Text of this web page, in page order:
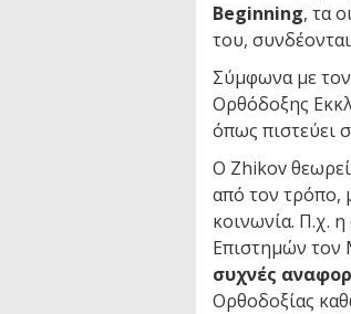
Beginning, τα
του,
Σύμφωνα με τον
Ορθόδοξης
όπως πιστεύει
Ο Zhikov
από τον τρόπο,
κοινωνία. Π.χ.
Επιστημών τον
συχνές
Ορθοδοξίας